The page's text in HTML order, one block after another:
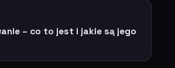
– co to jest i jakie są jego